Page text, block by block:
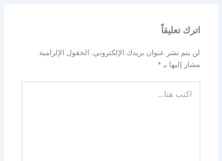
اترك تعليقاً
لن يتم نشر عنوان بريدك الإلكتروني. الحقول الإلزامية
مشار إليها بـ*
هنا...